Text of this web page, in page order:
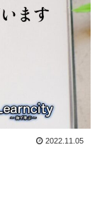
2022.11.05